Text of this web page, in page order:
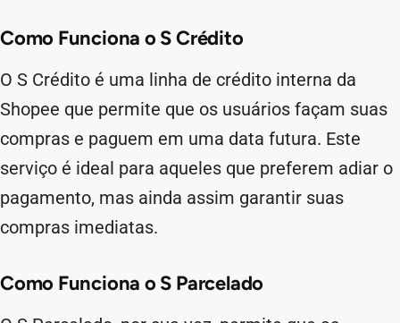
Como Funciona o S Crédito
O S Crédito é uma linha de crédito interna da
Shopee que permite que os usuários façam suas
compras e paguem em uma data futura. Este
serviço é ideal para aqueles que preferem adiar o
pagamento, mas ainda assim garantir suas
compras imediatas.
Como Funciona o S Parcelado